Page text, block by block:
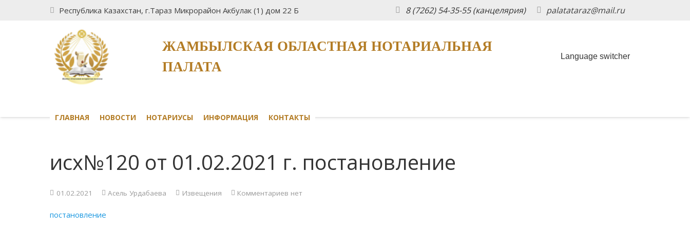
Республика Казахстан, г.Тараз Микрорайон Акбулак (1) дом 22 Б 8 (7262) 54-35-55 (канцелярия) palatataraz@mail.ru
ЖАМБЫЛСКАЯ ОБЛАСТНАЯ НОТАРИАЛЬНАЯ
ПАЛАТА
Language switcher
ГЛАВНАЯ НОВОСТИ НОТАРИУСЫ ИНФОРМАЦИЯ КОНТАКТЫ
исх№120 от 01.02.2021 г. постановление
01.02.2021 Асель Урдабаева Извещения Комментариев нет
постановление